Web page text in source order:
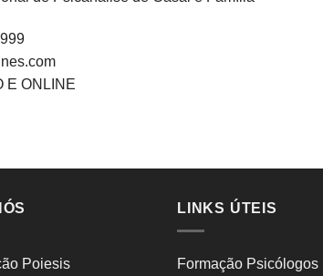
E ONLINE
Poiesis
LINKS ÚTEIS
Formação Psicólogos